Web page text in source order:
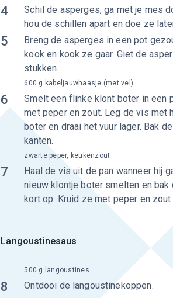
4
Schil de asperges, ga met je mes
hou de schillen apart en doe ze
5
Breng de asperges in een pot
kook en kook ze gaar. Giet de
stukken.
6
Smelt een flinke klont boter in een
met peper en zout. Leg de vis met
boter en draai het vuur lager. Bak
kanten.
600 g kabeljauwhaasje (met vel)
7
Haal de vis uit de pan wanneer hij
nieuw klontje boter smelten en bak
kort op. Kruid ze met peper en zout.
zwarte peper, keukenzout
Langoustinesaus
8 Ontdooi de langoustinekoppen.
500 g langoustines